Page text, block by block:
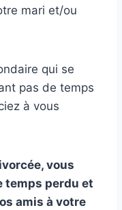
mari et/ou
qui se
pas de temps
à vous
, vous
temps perdu et
amis à votre